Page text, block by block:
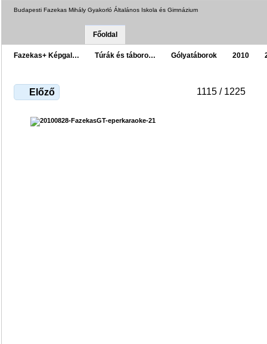
Budapesti Fazekas Mihály Gyakorló Általános Iskola és Gimnázium
Főoldal
Fazekas+ Képgal… Túrák és táboro… Gólyatáborok 2010
Előző 1115 / 1225